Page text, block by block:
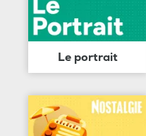
Le portrait